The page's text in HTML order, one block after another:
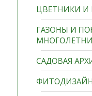
ЦВЕТНИКИ И
ГАЗОНЫ И
САДОВАЯ